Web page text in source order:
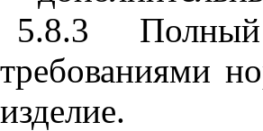
5.8.3 Полный
требованиями
изделие.